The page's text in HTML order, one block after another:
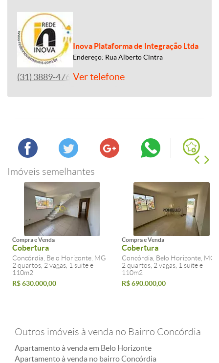
Inova Plataforma de Integração Ltda
Endereço: Rua Alberto Cintra
(31) 3889-4765Ver telefone
Imóveis semelhantes
Compra e Venda
Cobertura
Concórdia, Belo Horizonte, MG
2 quartos, 2 vagas, 1 suite e
110m2
R$ 630.000,00
Compra e Venda
Cobertura
Concórdia, Belo Horizonte, MG
2 quartos, 2 vagas, 1 suite e
110m2
R$ 690.000,00
Outros imóveis à venda no Bairro Concórdia
Apartamento à venda em Belo Horizonte
Apartamento à venda no bairro Concórdia